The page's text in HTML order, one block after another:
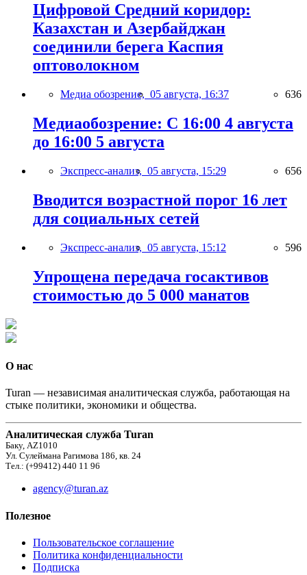
Цифровой Средний коридор:
Казахстан и Азербайджан
соединили берега Каспия
оптоволокном
Медиа обозрение, 05 августа, 16:37 636
Медиаобозрение: С 16:00 4 августа
до 16:00 5 августа
Экспресс-анализ, 05 августа, 15:29 656
Вводится возрастной порог 16 лет
для социальных сетей
Экспресс-анализ, 05 августа, 15:12 596
Упрощена передача госактивов
стоимостью до 5 000 манатов
О нас
Turan — независимая аналитическая служба, работающая на
стыке политики, экономики и общества.
Аналитическая служба Turan
Баку, AZ1010
Ул. Сулеймана Рагимова 186, кв. 24
Тел.: (+99412) 440 11 96
agency@turan.az
Полезное
Пользовательское соглашение
Политика конфиденциальности
Подписка